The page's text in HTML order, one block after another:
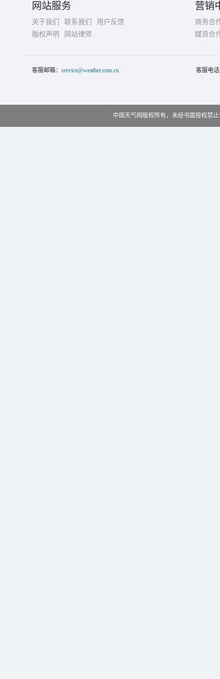
网站服务
关于我们 联系我们
用户反馈
版权声明
网站律师
营销
商务合
媒资合
客服邮箱： service@weather.com.cn 客服电
中国天气网版权所有，未经书面授权